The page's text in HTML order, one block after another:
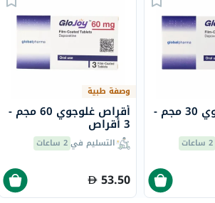
cosrx
vitalproteins
optibac
fino
Goongbe
doppelherz
NMN
dessert-
essence
وصفة طبية
أقراص غلوجوي 60 مجم -
3 أقراص
التسليم في2 ساعات
53.50
أقراص غلوجوي 30 مجم -
2 ساعات